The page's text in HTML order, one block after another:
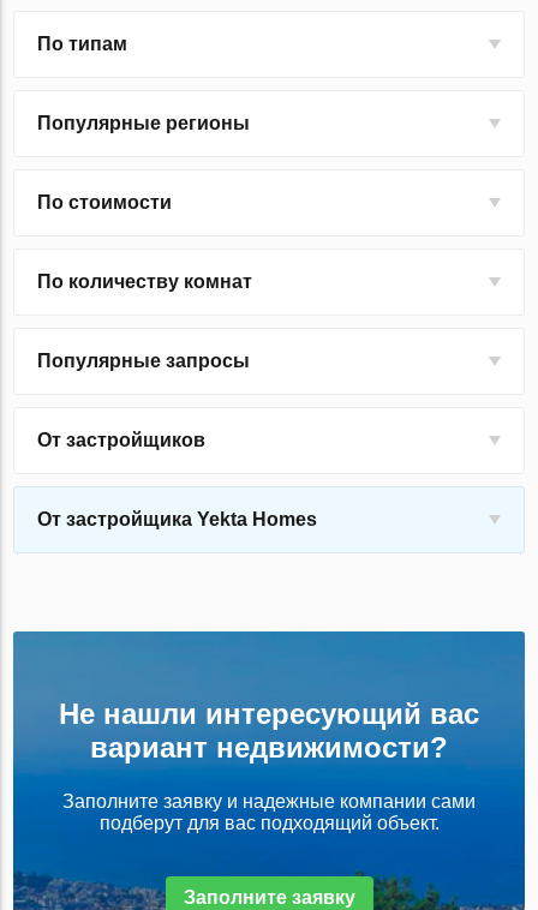
По типам
Популярные регионы
По стоимости
По количеству комнат
Популярные запросы
От застройщиков
От застройщика Yekta Homes
Не нашли интересующий вас
вариант недвижимости?
Заполните заявку и надежные компании сами
подберут для вас подходящий объект.
Заполните заявку